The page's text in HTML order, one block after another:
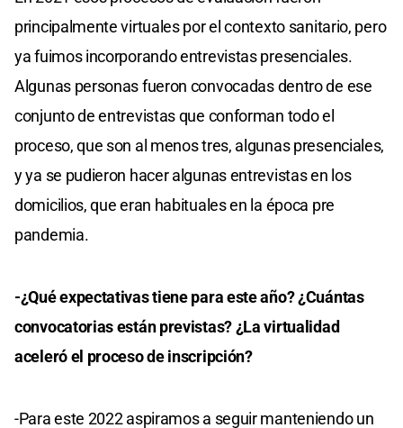
principalmente virtuales por el contexto sanitario, pero
ya fuimos incorporando entrevistas presenciales.
Algunas personas fueron convocadas dentro de ese
conjunto de entrevistas que conforman todo el
proceso, que son al menos tres, algunas presenciales,
y ya se pudieron hacer algunas entrevistas en los
domicilios, que eran habituales en la época pre
pandemia.
-¿Qué expectativas tiene para este año? ¿Cuántas
convocatorias están previstas? ¿La virtualidad
aceleró el proceso de inscripción?
-Para este 2022 aspiramos a seguir manteniendo un